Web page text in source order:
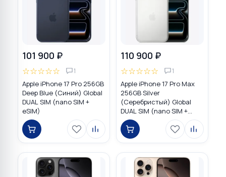
101 900 ₽
☆☆☆☆☆ 1
Apple iPhone 17 Pro 256GB
Deep Blue (Синий) Global
DUAL SIM (nano SIM +
eSIM)
110 900 ₽
☆☆☆☆☆ 1
Apple iPhone 17 Pro Max
256GB Silver
(Серебристый) Global
DUAL SIM (nano SIM +
eSIM)